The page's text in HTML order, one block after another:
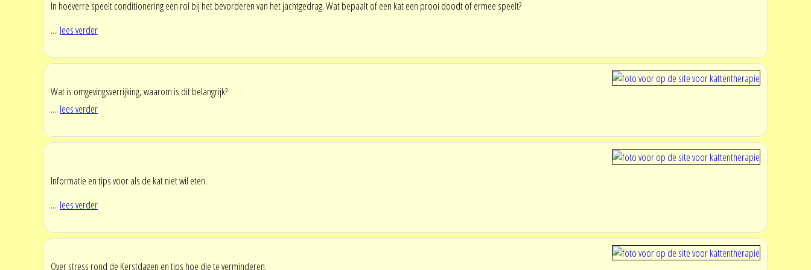
In hoeverre speelt conditionering een rol bij het bevorderen van het jachtgedrag. Wat bepaalt of een kat een prooi doodt of ermee speelt?
.... lees verder
Wat is omgevingsverrijking, waarom is dit belangrijk?
.... lees verder
Informatie en tips voor als de kat niet wil eten.
.... lees verder
Over stress rond de Kerstdagen en tips hoe die te verminderen.